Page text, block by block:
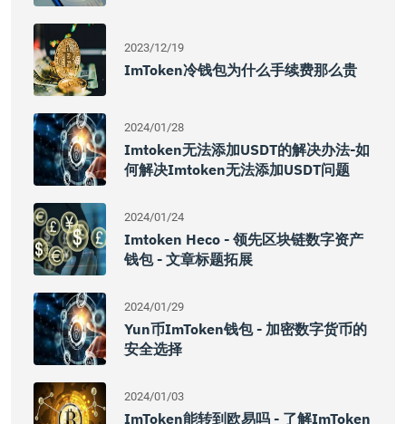
2023/12/19
ImToken冷钱包为什么手续费那么贵
2024/01/28
Imtoken无法添加USDT的解决办法-如
何解决imtoken无法添加USDT问题
2024/01/24
Imtoken Heco - 领先区块链数字资产
钱包 - 文章标题拓展
2024/01/29
Yun币imToken钱包 - 加密数字货币的
安全选择
2024/01/03
ImToken能转到欧易吗 - 了解imToken